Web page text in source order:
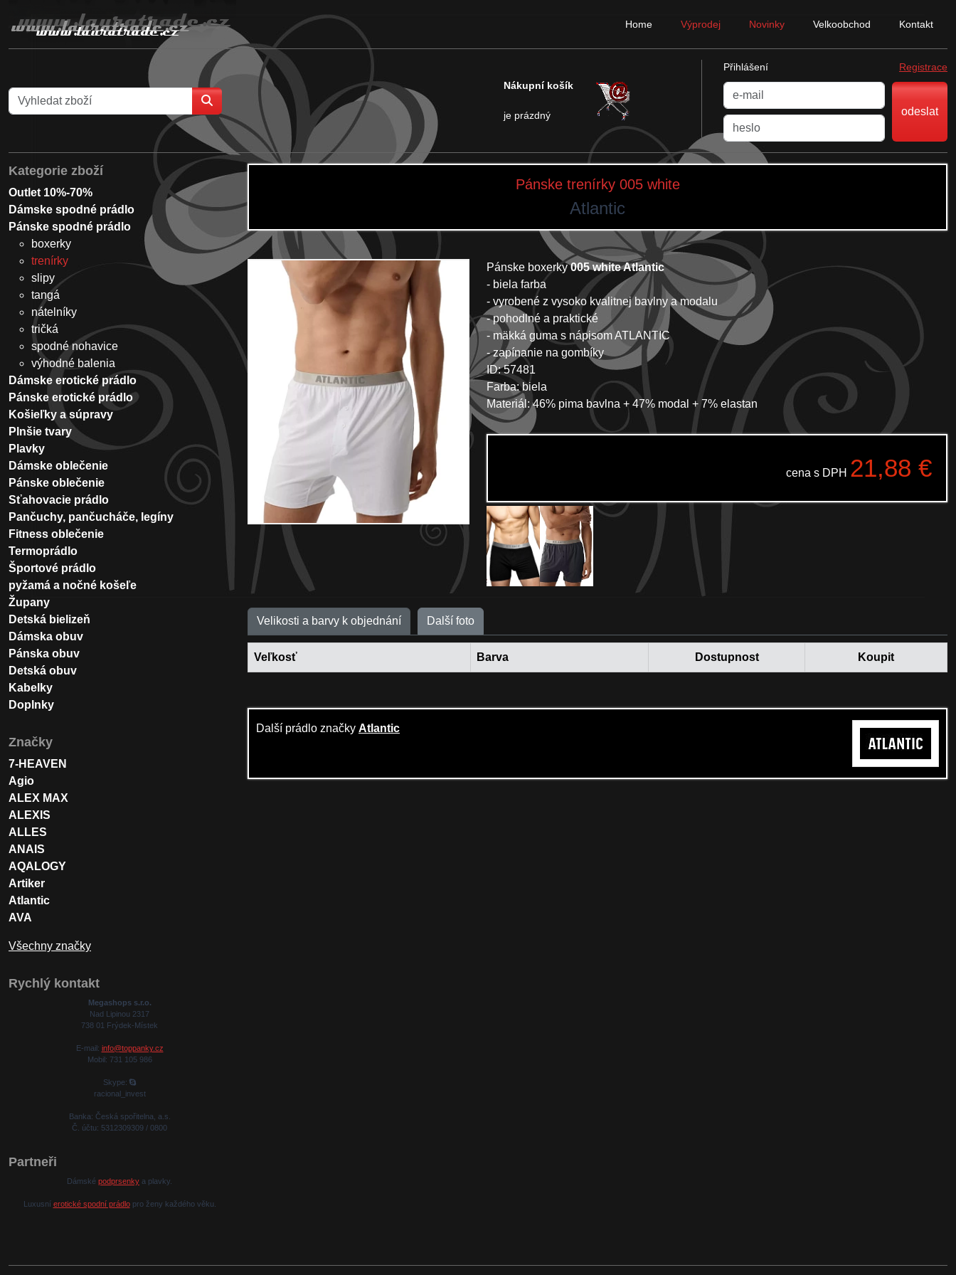
Home Výprodej Novinky Velkoobchod Kontakt
Nákupní košík
je prázdný
Přihlášení Registrace
odeslat
Pánske trenírky 005 white
Atlantic
Pánske boxerky005 white Atlantic
- biela farba
- vyrobené z vysoko kvalitnej bavlny a modalu
- pohodlné a praktické
- mäkká guma s nápisom ATLANTIC
- zapínanie na gombíky
ID: 57481
Farba: biela
Materiál: 46% pima bavlna + 47% modal + 7% elastan
cena s DPH 21,88 €
Velikosti a barvy k objednání Další foto
Veľkosť Barva Dostupnost Koupit
Další prádlo značky Atlantic
Kategorie zboží
Outlet 10%-70%
Dámske spodné prádlo
Pánske spodné prádlo
boxerky
trenírky
slipy
tangá
nátelníky
tričká
spodné nohavice
výhodné balenia
Dámske erotické prádlo
Pánske erotické prádlo
Košieľky a súpravy
Plnšie tvary
Plavky
Dámske oblečenie
Pánske oblečenie
Sťahovacie prádlo
Pančuchy, pančucháče, legíny
Fitness oblečenie
Termoprádlo
Športové prádlo
pyžamá a nočné košeľe
Župany
Detská bielizeň
Dámska obuv
Pánska obuv
Detská obuv
Kabelky
Doplnky
Značky
7-HEAVEN
Agio
ALEX MAX
ALEXIS
ALLES
ANAIS
AQALOGY
Artiker
Atlantic
AVA
Všechny značky
Rychlý kontakt
Megashops s.r.o.
Nad Lipinou 2317
738 01 Frýdek-Místek
E-mail: info@toppanky.cz
Mobil: 731 105 986
Skype:
racional_invest
Banka: Česká spořitelna, a.s.
Č. účtu: 5312309309 / 0800
Partneři
Dámské podprsenky a plavky.
Luxusní erotické spodní prádlopro ženy každého věku.